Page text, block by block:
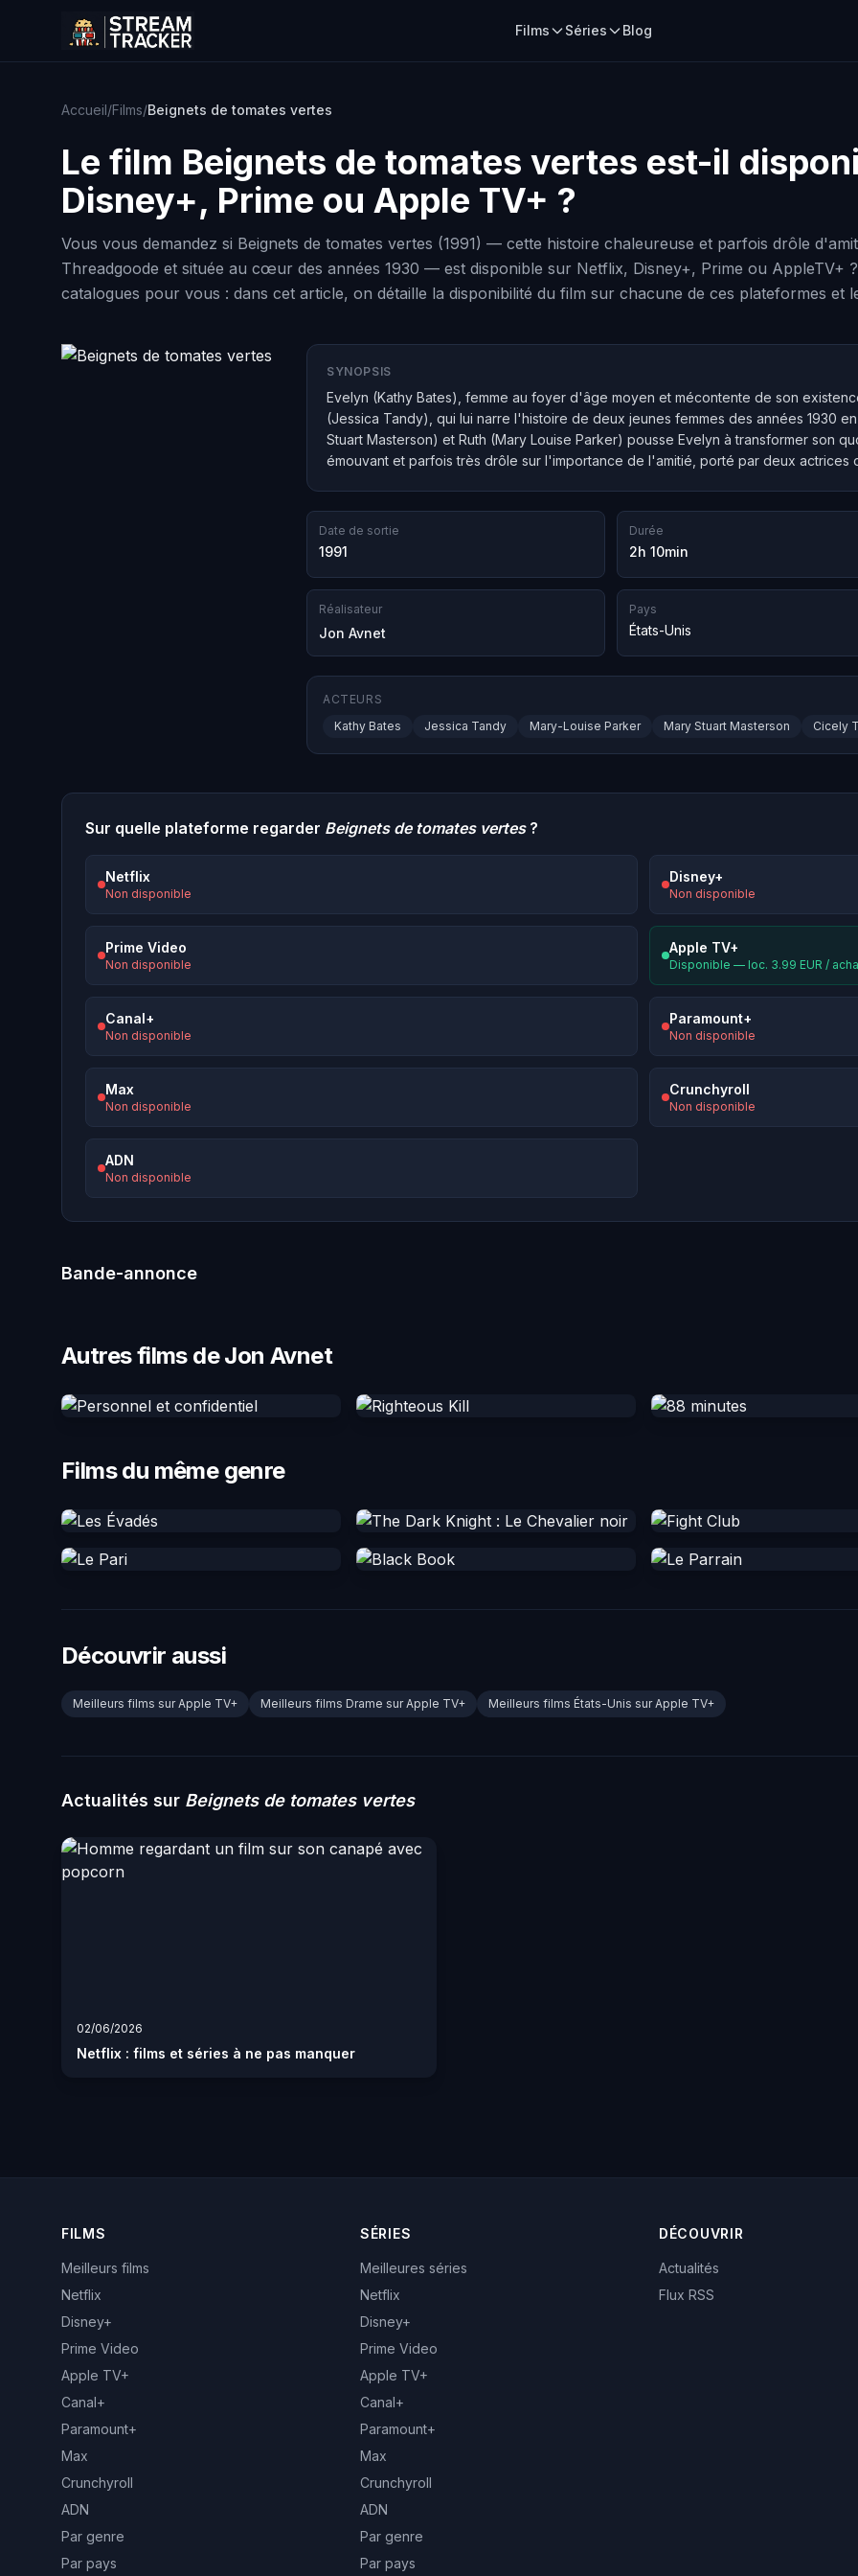
Films Séries Blog
Accueil/Films/Beignets de tomates vertes
Le film Beignets de tomates vertes est-il
Disney+, Prime ou Apple TV+ ?
Vous vous demandez si Beignets de tomates vertes (1991) — cette histoire chaleureuse et parfois drôle
Threadgoode et située au cœur des années 1930 — est disponible sur Netflix, Disney+, Prime ou AppleTV+
catalogues pour vous : dans cet article, on détaille la disponibilité du film sur chacune de ces plateformes et
SYNOPSIS
Evelyn (Kathy Bates), femme au foyer d'âge moyen et mécontente de son
(Jessica Tandy), qui lui narre l'histoire de deux jeunes femmes des années 1930
Stuart Masterson) et Ruth (Mary Louise Parker) pousse Evelyn à transformer son
émouvant et parfois très drôle sur l'importance de l'amitié, porté par deux actrices
Date de sortie
1991
Durée
2h 10min
Réalisateur
Jon Avnet
Pays
États-Unis
ACTEURS
Kathy Bates
Jessica Tandy Mary-Louise Parker Mary Stuart Masterson Cicely
Sur quelle plateforme regarder Beignets de tomates vertes?
Netflix
Non disponible
Disney+
Non disponible
Prime Video
Non disponible
Apple TV+
Disponible — loc. 3.99 EUR /
Canal+
Non disponible
Paramount+
Non disponible
Max
Non disponible
Crunchyroll
Non disponible
ADN
Non disponible
Bande-annonce
Autres films de Jon Avnet
Films du même genre
Découvrir aussi
Meilleurs films sur Apple TV+ Meilleurs films Drame sur Apple TV+ Meilleurs films États-Unis sur Apple TV+
Actualités sur Beignets de tomates vertes
02/06/2026
Netflix : films et séries à ne pas manquer
FILMS
Meilleurs films
Netflix
Disney+
Prime Video
Apple TV+
Canal+
Paramount+
Max
Crunchyroll
ADN
Par genre
Par pays
SÉRIES
Meilleures séries
Netflix
Disney+
Prime Video
Apple TV+
Canal+
Paramount+
Max
Crunchyroll
ADN
Par genre
Par pays
DÉCOUVRIR
Actualités
Flux RSS